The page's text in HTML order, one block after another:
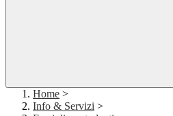
Home >
Info & Servizi >